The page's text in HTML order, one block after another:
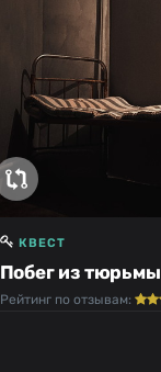
Побег из тюрьмы
КВЕСТ
Рейтинг по отзывам: